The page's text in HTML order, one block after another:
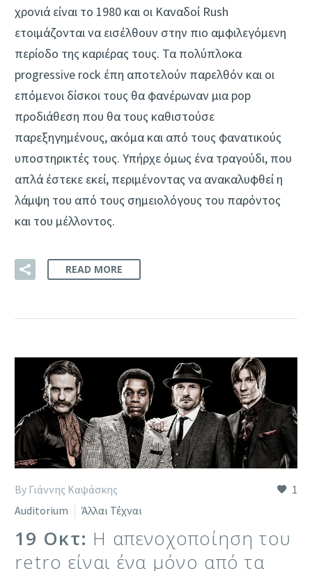
χρονιά είναι το 1980 και οι Καναδοί Rush
ετοιμάζονται να εισέλθουν στην πιο αμφιλεγόμενη
περίοδο της καριέρας τους. Τα πολύπλοκα
progressive rock έπη αποτελούν παρελθόν και οι
επόμενοι δίσκοι τους θα φανέρωναν μια pop
προδιάθεση που θα τους καθιστούσε
παρεξηγημένους, ακόμα και από τους φανατικούς
υποστηρικτές τους. Υπήρχε όμως ένα τραγούδι, που
απλά έστεκε εκεί, περιμένοντας να ανακαλυφθεί η
λάμψη του από τους σημειολόγους του παρόντος
και του μέλλοντος.
READ MORE
1
By Γιάννης Καψάσκης
Auditorium
Άλλαι Τέχναι
19 Οκτ: Η απενοχοποίηση του
retro είναι ένα μόνο από τα